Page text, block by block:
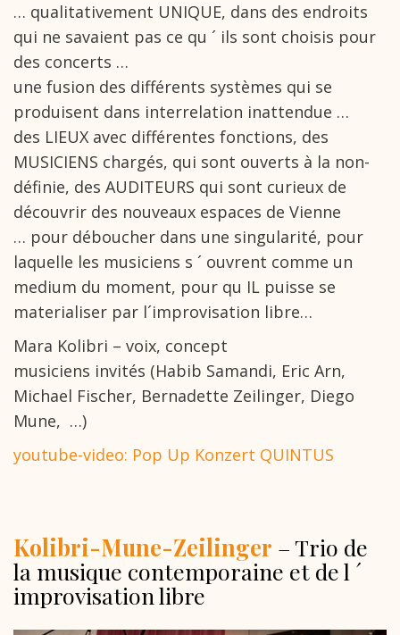
… qualitativement UNIQUE, dans des endroits
qui ne savaient pas ce qu ´ ils sont choisis pour
des concerts …
une fusion des différents systèmes qui se
produisent dans interrelation inattendue …
des LIEUX avec différentes fonctions, des
MUSICIENS chargés, qui sont ouverts à la non-
définie, des AUDITEURS qui sont curieux de
découvrir des nouveaux espaces de Vienne
… pour déboucher dans une singularité, pour
laquelle les musiciens s ´ ouvrent comme un
medium du moment, pour qu IL puisse se
materialiser par l´improvisation libre…
Mara Kolibri – voix, concept
musiciens invités (Habib Samandi, Eric Arn,
Michael Fischer, Bernadette Zeilinger, Diego
Mune, …)
youtube-video: Pop Up Konzert QUINTUS
Kolibri-Mune-Zeilinger – Trio de
la musique contemporaine et de l ´
improvisation libre